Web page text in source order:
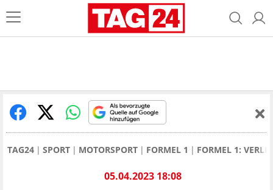
TAG24 SPORT MOTORSPORT FORMEL 1 FORMEL 1:
05.04.2023 18:08